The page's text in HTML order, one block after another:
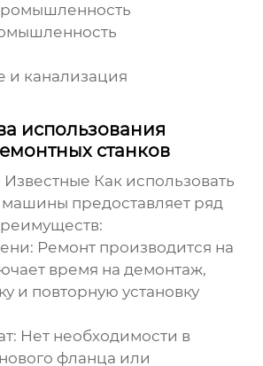
и канализация
использования
станков
Известные Как использовать
машины предоставляет ряд
Ремонт производится на
время на демонтаж,
и повторную установку
Нет необходимости в
фланца или